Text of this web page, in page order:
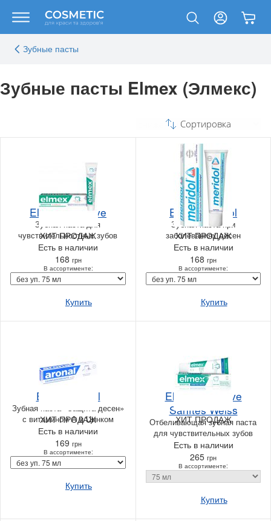
Зубные пасты
Зубные пасты Elmex (Элмекс)
Сортировка
ХИТ ПРОДАЖ
Elmex Sensitive
Зубная паста для
чувствительностных зубов
Есть в наличии
168 грн
В ассортименте:
Купить
ХИТ ПРОДАЖ
Elmex Meridol
Зубная паста при
заболеваниях дёсен
Есть в наличии
168 грн
В ассортименте:
Купить
ХИТ ПРОДАЖ
Elmex Aronal
Зубная паста «Защита десен»
с витамином А и Цинком
Есть в наличии
169 грн
В ассортименте:
Купить
ХИТ ПРОДАЖ
Elmex Sensitive
Sanftes Weiss
Отбеливающая зубная паста
для чувствительных зубов
Есть в наличии
265 грн
В ассортименте:
Купить